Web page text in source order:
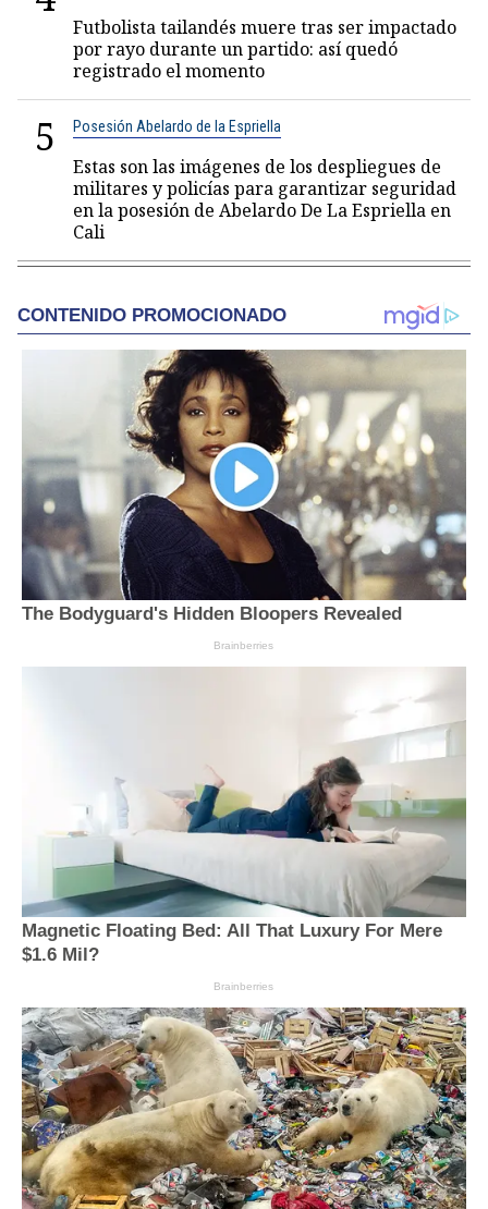
Futbolista tailandés muere tras ser impactado
por rayo durante un partido: así quedó
registrado el momento
5 Posesión Abelardo de la Espriella
Estas son las imágenes de los despliegues de
militares y policías para garantizar seguridad
en la posesión de Abelardo De La Espriella en
Cali